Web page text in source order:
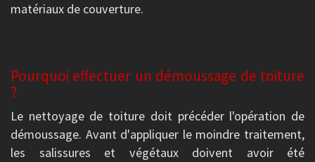
matériaux de couverture.
Pourquoi effectuer un démoussage de toiture
?
Le nettoyage de toiture doit précéder l'opération de
démoussage. Avant d'appliquer le moindre traitement,
les salissures et végétaux doivent avoir été